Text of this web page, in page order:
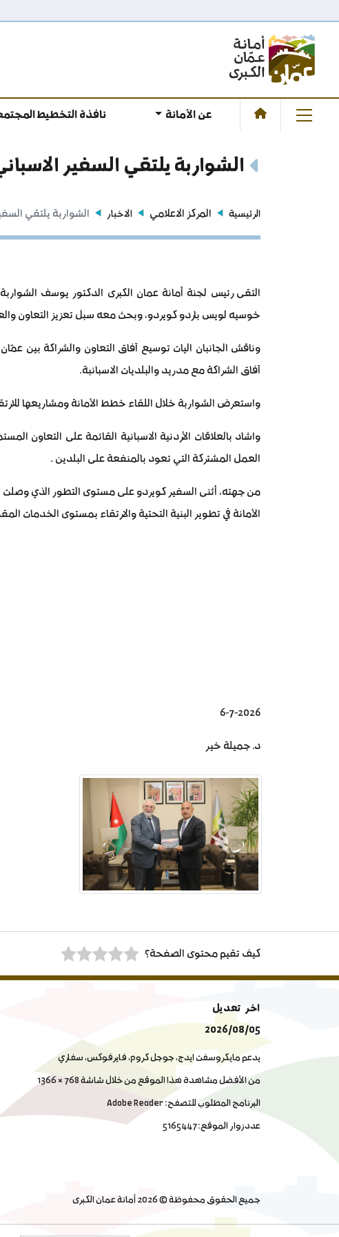
عن الأمانة نافذة التخطيط
الشواربة يلتقي السفير
الرئيسية المركز الاعلامي الاخبار الشواربة يلتقي
التقى رئيس لجنة أمانة عمان الكبرى الدكتور يوسف
خوسيه لويس باردو كويردو، وبحث معه سبل تعزيز التعاون
وناقش الجانبان اليات توسيع آفاق التعاون والشراكة بين
آفاق الشراكة مع مدريد والبلديات الاسبانبة.
واستعرض الشواربة خلال اللقاء خطط الأمانة ومشاريعها
واشاد بالعلاقات الأردنية الاسبانية القائمة على التعاون
العمل المشتركة التي تعود بالمنفعة على البلدين .
من جهته، أثنى السفير كويردو على مستوى التطور الذي وصلت
الأمانة في تطوير البنية التحتية والارتقاء بمستوى الخدمات
6-7-2026
د. جميلة خير
كيف تقيم محتوى الصفحة؟
اخر تعديل
2026/08/05
يدعم مايكروسفت ايدج, جوجل كروم, فايرفوكس, سفاري
من الأفضل مشاهدة هذا الموقع من خلال شاشة 768 × 1366
البرنامج المطلوب للتصفح: Adobe Reader
عدد زوار الموقع:5165447
جميع الحقوق محفوظة © 2026 أمانة عمان الكبرى